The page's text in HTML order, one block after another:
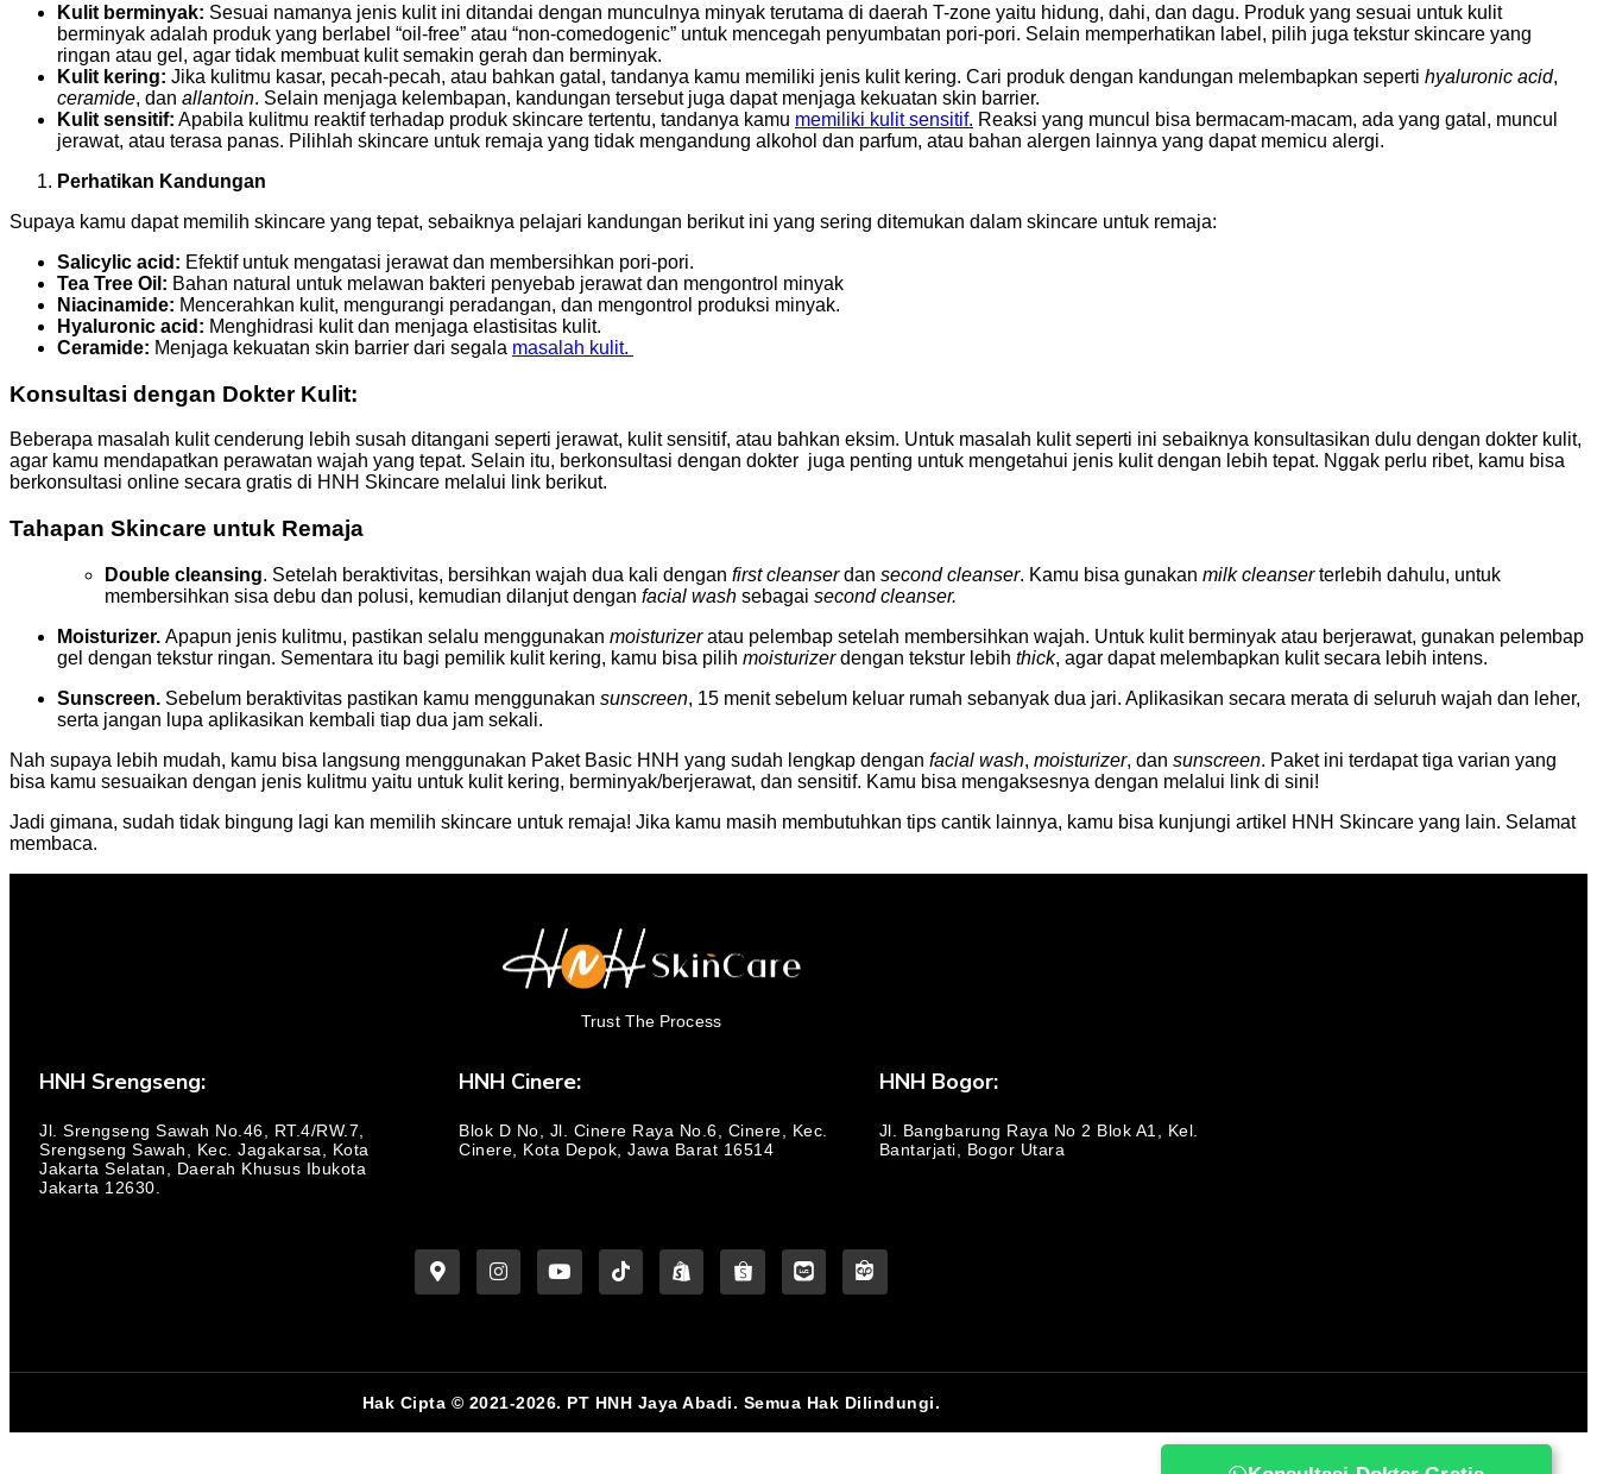
Kulit berminyak: Sesuai namanya jenis kulit ini ditandai dengan munculnya minyak terutama di daerah T-zone yaitu hidung, dahi, dan dagu. Produk yang sesuai untuk kulit
berminyak adalah produk yang berlabel “oil-free” atau “non-comedogenic” untuk mencegah penyumbatan pori-pori. Selain memperhatikan label, pilih juga tekstur skincare yang
ringan atau gel, agar tidak membuat kulit semakin gerah dan berminyak.
Kulit kering: Jika kulitmu kasar, pecah-pecah, atau bahkan gatal, tandanya kamu memiliki jenis kulit kering. Cari produk dengan kandungan melembapkan seperti hyaluronic acid,
ceramide, dan allantoin. Selain menjaga kelembapan, kandungan tersebut juga dapat menjaga kekuatan skin barrier.
Kulit sensitif: Apabila kulitmu reaktif terhadap produk skincare tertentu, tandanya kamu memiliki kulit sensitif. Reaksi yang muncul bisa bermacam-macam, ada yang gatal, muncul
jerawat, atau terasa panas. Pilihlah skincare untuk remaja yang tidak mengandung alkohol dan parfum, atau bahan alergen lainnya yang dapat memicu alergi.
Perhatikan Kandungan
Supaya kamu dapat memilih skincare yang tepat, sebaiknya pelajari kandungan berikut ini yang sering ditemukan dalam skincare untuk remaja:
Salicylic acid: Efektif untuk mengatasi jerawat dan membersihkan pori-pori.
Tea Tree Oil: Bahan natural untuk melawan bakteri penyebab jerawat dan mengontrol minyak
Niacinamide: Mencerahkan kulit, mengurangi peradangan, dan mengontrol produksi minyak.
Hyaluronic acid: Menghidrasi kulit dan menjaga elastisitas kulit.
Ceramide: Menjaga kekuatan skin barrier dari segala masalah kulit.
Konsultasi dengan Dokter Kulit:
Beberapa masalah kulit cenderung lebih susah ditangani seperti jerawat, kulit sensitif, atau bahkan eksim. Untuk masalah kulit seperti ini sebaiknya konsultasikan dulu dengan dokter kulit,
agar kamu mendapatkan perawatan wajah yang tepat. Selain itu, berkonsultasi dengan dokter juga penting untuk mengetahui jenis kulit dengan lebih tepat. Nggak perlu ribet, kamu bisa
berkonsultasi online secara gratis di HNH Skincare melalui link berikut.
Tahapan Skincare untuk Remaja
Double cleansing. Setelah beraktivitas, bersihkan wajah dua kali dengan first cleanserdan second cleanser. Kamu bisa gunakan milk cleanserterlebih dahulu, untuk
membersihkan sisa debu dan polusi, kemudian dilanjut dengan facial wash sebagai second cleanser.
Moisturizer. Apapun jenis kulitmu, pastikan selalu menggunakan moisturizeratau pelembap setelah membersihkan wajah. Untuk kulit berminyak atau berjerawat, gunakan pelembap
gel dengan tekstur ringan. Sementara itu bagi pemilik kulit kering, kamu bisa pilih moisturizerdengan tekstur lebih thick, agar dapat melembapkan kulit secara lebih intens.
Sunscreen. Sebelum beraktivitas pastikan kamu menggunakan sunscreen, 15 menit sebelum keluar rumah sebanyak dua jari. Aplikasikan secara merata di seluruh wajah dan leher,
serta jangan lupa aplikasikan kembali tiap dua jam sekali.
Nah supaya lebih mudah, kamu bisa langsung menggunakan Paket Basic HNH yang sudah lengkap dengan facial wash, moisturizer, dan sunscreen. Paket ini terdapat tiga varian yang
bisa kamu sesuaikan dengan jenis kulitmu yaitu untuk kulit kering, berminyak/berjerawat, dan sensitif. Kamu bisa mengaksesnya dengan melalui link di sini!
Jadi gimana, sudah tidak bingung lagi kan memilih skincare untuk remaja! Jika kamu masih membutuhkan tips cantik lainnya, kamu bisa kunjungi artikel HNH Skincare yang lain. Selamat
membaca.
Trust The Process
HNH Srengseng:
Jl. Srengseng Sawah No.46, RT.4/RW.7,
Srengseng Sawah, Kec. Jagakarsa, Kota
Jakarta Selatan, Daerah Khusus Ibukota
Jakarta 12630.
HNH Cinere:
Blok D No, Jl. Cinere Raya No.6, Cinere, Kec.
Cinere, Kota Depok, Jawa Barat 16514
HNH Bogor:
Jl. Bangbarung Raya No 2 Blok A1, Kel.
Bantarjati, Bogor Utara
Hak Cipta © 2021-2026. PT HNH Jaya Abadi. Semua Hak Dilindungi.